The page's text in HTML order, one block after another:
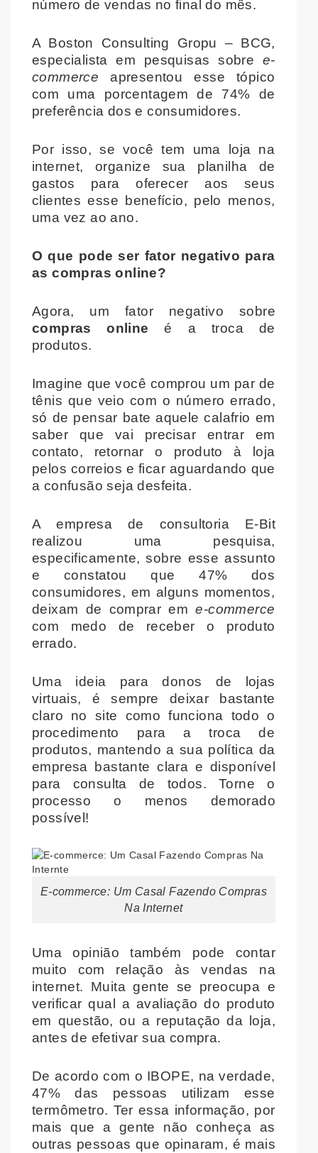
número de vendas no final do mês.
A Boston Consulting Gropu – BCG,
especialista em pesquisas sobre e-
commerce apresentou esse tópico
com uma porcentagem de 74% de
preferência dos econsumidores.
Por isso, se você tem uma loja na
internet, organize sua planilha de
gastos para oferecer aos seus
clientes esse benefício, pelo menos,
uma vez ao ano.
O que pode ser fator negativo para
as compras online?
Agora, um fator negativo sobre
compras online é a troca de
produtos.
Imagine que você comprou um par de
tênis que veio com o número errado,
só de pensar bate aquele calafrio em
saber que vai precisar entrar em
contato, retornar o produto à loja
pelos correios e ficar aguardando que
a confusão seja desfeita.
A empresa de consultoria E-Bit
realizou uma pesquisa,
especificamente, sobre esse assunto
e constatou que 47% dos
consumidores, em alguns momentos,
deixam de comprar eme-commerce
com medo de receber o produto
errado.
Uma ideia para donos de lojas
virtuais, é sempre deixar bastante
claro no site como funciona todo o
procedimento para a troca de
produtos, mantendo a sua política da
empresa bastante clara e disponível
para consulta de todos. Torne o
processo o menos demorado
possível!
E-commerce: Um Casal Fazendo Compras
Na Internet
Uma opinião também pode contar
muito com relação às vendas na
internet. Muita gente se preocupa e
verificar qual a avaliação do produto
em questão, ou a reputação da loja,
antes de efetivar sua compra.
De acordo com o IBOPE, na verdade,
47% das pessoas utilizam esse
termômetro. Ter essa informação, por
mais que a gente não conheça as
outras pessoas que opinaram, é mais